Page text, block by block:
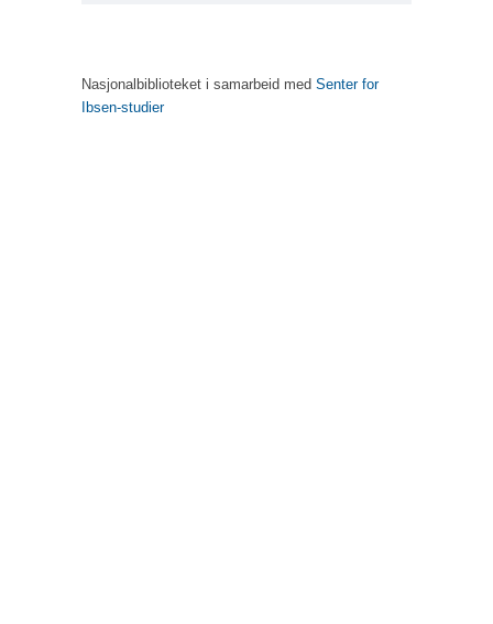
Nasjonalbiblioteket i samarbeid med Senter for
Ibsen-studier